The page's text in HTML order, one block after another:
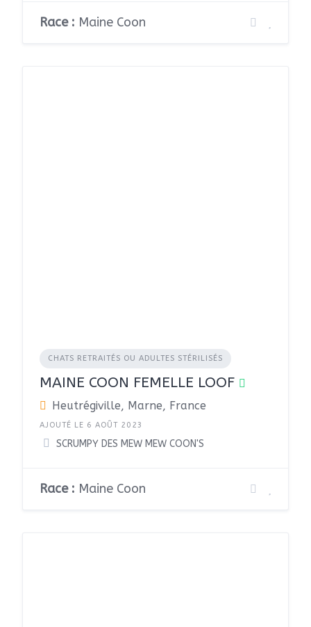
Race : Maine Coon
CHATS RETRAITÉS OU ADULTES STÉRILISÉS
MAINE COON FEMELLE LOOF
Heutrégiville, Marne, France
AJOUTÉ LE 6 AOÛT 2023
SCRUMPY DES MEW MEW COON'S
Race : Maine Coon